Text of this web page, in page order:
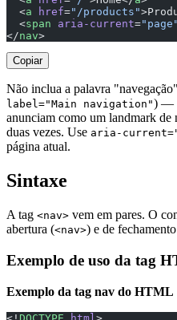
  <
a href="/products"
  <
span aria-current="page"
</nav>
Copiar
Não inclua a palavra
label="Main navigation") —
anunciam como um landmark de
duas vezes. Use aria-
página atual.
Sintaxe
A tag <nav> vem em pares. O
abertura (<nav>) e de
Exemplo de uso da tag
Exemplo da tag nav do HTML